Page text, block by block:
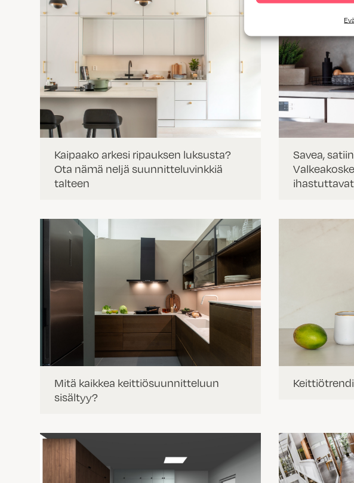
Kaipaako arkesi ripauksen luksusta?
Ota nämä neljä suunnitteluvinkkiä
talteen
Savea,
Mitä kaikkea keittiösuunnitteluun
sisältyy?